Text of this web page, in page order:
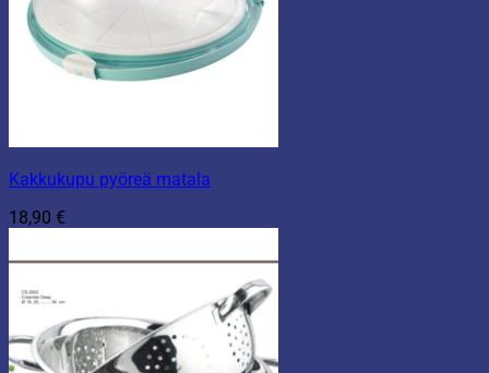
Kakkukupu pyöreä matala
18,90 €